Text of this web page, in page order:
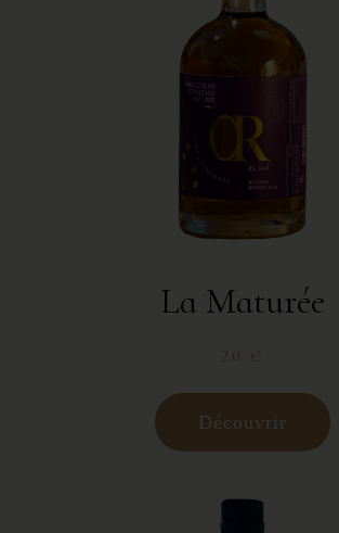
La Maturée
20 €
Découvrir